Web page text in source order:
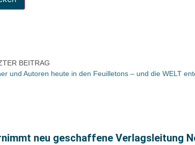
BEITRAG
neu geschaffene Verlagsleitung